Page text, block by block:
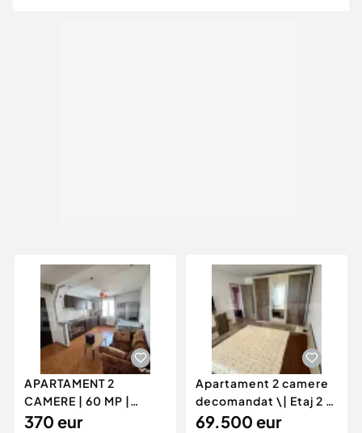
APARTAMENT 2
CAMERE | 60 MP |
GENERAL MOCIULSCHI
370 eur
Apartament 2 camere
decomandat \| Etaj 2 \|
50 mp \+ 8 mp ba
69.500 eur